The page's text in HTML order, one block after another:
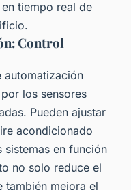
tiempo real de
Control
automatización
los sensores
Pueden ajustar
acondicionado
sistemas en función
no solo reduce el
también mejora el